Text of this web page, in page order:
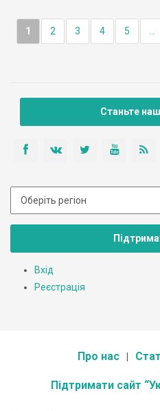
1 2 3 4 5
Станьте
Вхід
Реєстрація
Про нас
Підтримати сайт